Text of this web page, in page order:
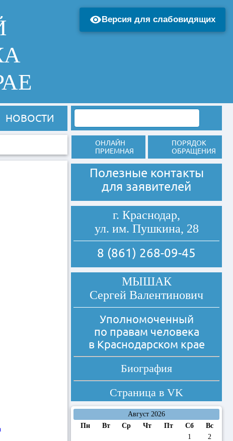
НОВОСТИ
ОНЛАЙН
ПРИЕМНАЯ
ПОРЯДОК
ОБРАЩЕНИЯ
Полезные контакты
для заявителей
г. Краснодар,
ул. им. Пушкина, 28
8 (861) 268-09-45
МЫШАК
Сергей Валентинович
Уполномоченный
по правам человека
в Краснодарском крае
Биография
Страница в VK
Август 2026
Пн
Вт Ср Чт Пт Сб
Вс
1
2
Версия для слабовидящих